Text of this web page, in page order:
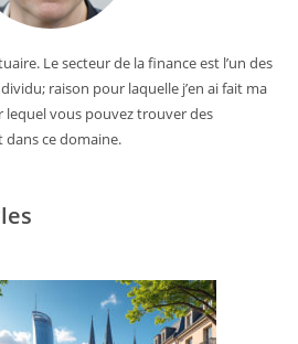
Le secteur de la finance est l’un des
raison pour laquelle j’en ai fait ma
lequel vous pouvez trouver des
ce domaine.